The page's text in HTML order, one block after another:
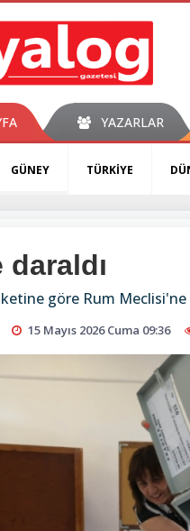
YAZARLAR
GÜNEY TÜRKİYE
daraldı
göre Rum
15 Mayıs 2026 Cuma 09:36